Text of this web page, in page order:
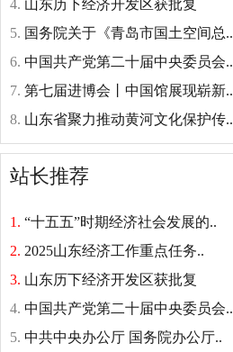
4. 山东历下经济开发区获批复
5. 国务院关于《青岛市国土空间总..
6. 中国共产党第二十届中央委员会..
7. 第七届进博会丨中国馆展现崭新..
8. 山东省聚力推动黄河文化保护传..
站长推荐
1. “十五五”时期经济社会发展的..
2. 2025山东经济工作重点任务..
3. 山东历下经济开发区获批复
4. 中国共产党第二十届中央委员会..
5. 中共中央办公厅 国务院办公厅..